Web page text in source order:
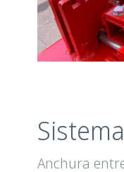
Anchura